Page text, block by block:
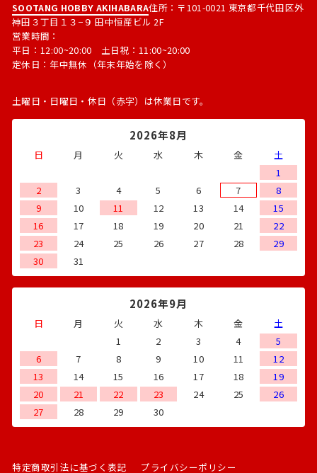
SOOTANG HOBBY AKIHABARA住所：〒101-0021 東京都千代田区外
神田３丁目１３−９ 田中恒産ビル 2F
営業時間：
平日：12:00~20:00 土日祝：11:00~20:00
定休日：年中無休（年末年始を除く）
土曜日・日曜日・休日（赤字）は休業日です。
2026年8月
日 月 火 水 木 金
土
1
2
3 4 5 6 7
8
9
10 11 12 13 14
15
16
17 18 19 20 21
22
23
24 25 26 27 28
29
30
31
2026年9月
日 月 火 水 木 金
土
1
2 3 4
5
6
7 8 9 10 11
12
13
14 15 16 17 18
19
20
21 22 23 24 25
26
27
28 29 30
特定商取引法に基づく表記 プライバシーポリシー